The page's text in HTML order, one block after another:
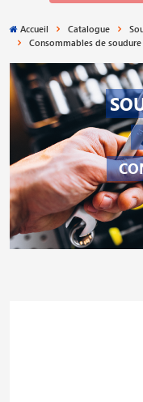
Accueil Catalogue
Consommables de soudure